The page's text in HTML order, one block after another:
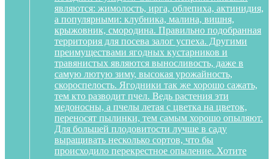
являются: жимолость, ирга, облепиха, актинидия,
а популярными: клубника, малина, вишня,
крыжовник, смородина. Правильно подобранная
территория для посева залог успеха. Другими
преимуществами ягодных кустарников и
травянистых являются выносливость, даже в
самую лютую зиму, высокая урожайность,
скороспелость. Ягодники так же хорошо сажать,
тем кто разводит пчел. Ведь растения эти
медоносны, а пчелы летая с цветка на цветок,
переносят пылинки, тем самым хорошо опыляют.
Для большей плодовитости лучше в саду
выращивать несколько сортов, что бы
происходило перекрестное опыление. Хотите